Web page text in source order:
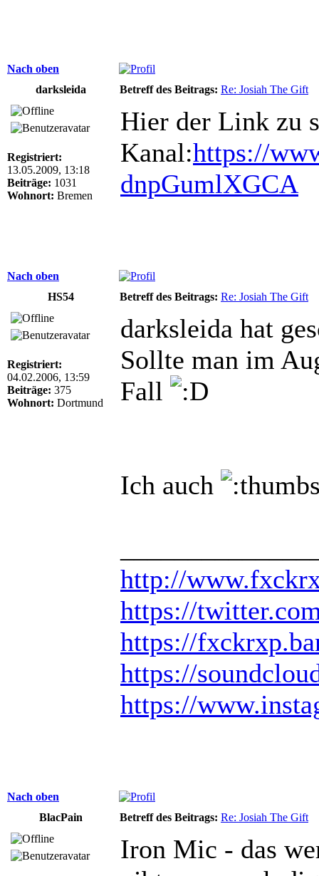
Nach oben
darksleida
Betreff des Beitrags: Re: Josiah The Gift
Registriert:
13.05.2009, 13:18
Beiträge: 1031
Wohnort: Bremen
Hier der Link zu
Kanal:https://
dnpGumlXGCA
Nach oben
HS54
Betreff des Beitrags: Re: Josiah The Gift
Registriert:
04.02.2006, 13:59
Beiträge: 375
Wohnort: Dortmund
darksleida hat
Sollte man im
Fall
Ich auch
http://
https://
https://
https://
https://
Nach oben
BlacPain
Betreff des Beitrags: Re: Josiah The Gift
Iron Mic - das